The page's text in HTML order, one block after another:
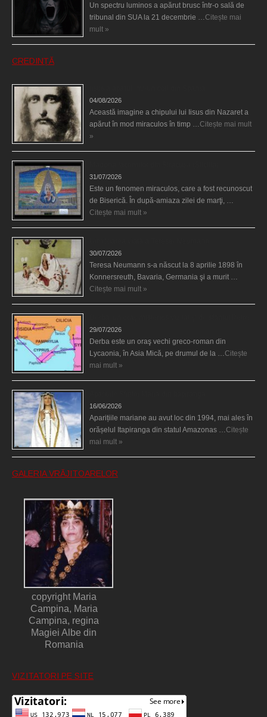
Un spectru luminos a apărut brusc într-o sală de
tribunal din SUA la 21 decembrie … Citește mai
mult »
CREDINȚĂ
04/08/2026
Această imagine a chipului lui Iisus din Nazaret a
apărut în mod miraculos în timp … Citește mai mult
»
31/07/2026
Este un fenomen miraculos, care a fost recunoscut
de Biserică. În după-amiaza zilei de marţi, …
Citește mai mult »
30/07/2026
Teresa Neumann s-a născut la 8 aprilie 1898 în
Konnersreuth, Bavaria, Germania şi a murit …
Citește mai mult »
29/07/2026
Derba este un oraş vechi greco-roman din
Lycaonia, în Asia Mică, pe drumul de la … Citește
mai mult »
16/06/2026
Aparițiile mariane au avut loc din 1994, mai ales în
orășelul Itapiranga din statul Amazonas … Citește
mai mult »
GALERIA VRĂJITOARELOR
copyright Maria
Campina, Maria
Campina, regina
Magiei Albe din
Romania
VIZITATORI PE SITE